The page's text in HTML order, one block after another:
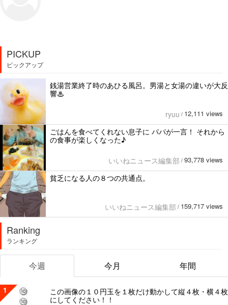
PICKUP
ピックアップ
銭湯営業終了時のあひる風呂。男湯と女湯の違いが大反
響♨
ryuu / 12,111 views
ごはんを食べてくれない息子に パパが一言！ それから
の食事が楽しくなった♪
いいねニュース編集部 / 93,778 views
貧乏になる人の８つの共通点。
いいねニュース編集部 / 159,717 views
Ranking
ランキング
今週 今月 年間
1
この画像の１０円玉を１枚だけ動かして縦４枚・横４枚
にしてください！！